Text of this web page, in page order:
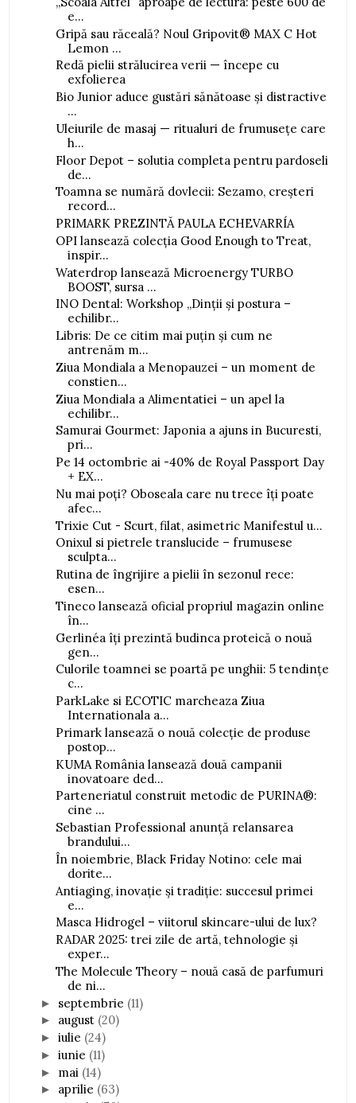
e...
Gripă sau răceală? Noul Gripovit® MAX C Hot
Lemon ...
Redă pielii strălucirea verii — începe cu
exfolierea
Bio Junior aduce gustări sănătoase și distractive
...
Uleiurile de masaj — ritualuri de frumusețe care
h...
Floor Depot – solutia completa pentru pardoseli
de...
Toamna se numără dovlecii: Sezamo, creșteri
record...
PRIMARK PREZINTĂ PAULA ECHEVARRÍA
OPI lansează colecția Good Enough to Treat,
inspir...
Waterdrop lansează Microenergy TURBO
BOOST, sursa ...
INO Dental: Workshop „Dinții și postura –
echilibr...
Libris: De ce citim mai puțin și cum ne
antrenăm m...
Ziua Mondiala a Menopauzei – un moment de
constien...
Ziua Mondiala a Alimentatiei – un apel la
echilibr...
Samurai Gourmet: Japonia a ajuns in Bucuresti,
pri...
Pe 14 octombrie ai -40% de Royal Passport Day
+ EX...
Nu mai poți? Oboseala care nu trece îți poate
afec...
Trixie Cut - Scurt, filat, asimetric Manifestul u...
Onixul si pietrele translucide – frumusese
sculpta...
Rutina de îngrijire a pielii în sezonul rece:
esen...
Tineco lansează oficial propriul magazin online
în...
Gerlinéa îți prezintă budinca proteică o nouă
gen...
Culorile toamnei se poartă pe unghii: 5 tendințe
c...
ParkLake si ECOTIC marcheaza Ziua
Internationala a...
Primark lansează o nouă colecție de produse
postop...
KUMA România lansează două campanii
inovatoare ded...
Parteneriatul construit metodic de PURINA®:
cine ...
Sebastian Professional anunță relansarea
brandului...
În noiembrie, Black Friday Notino: cele mai
dorite...
Antiaging, inovație și tradiție: succesul primei
e...
Masca Hidrogel – viitorul skincare-ului de lux?
RADAR 2025: trei zile de artă, tehnologie și
exper...
The Molecule Theory – nouă casă de parfumuri
de ni...
► septembrie (11)
► august (20)
►iulie (24)
►iunie (11)
► mai (14)
► aprilie (63)